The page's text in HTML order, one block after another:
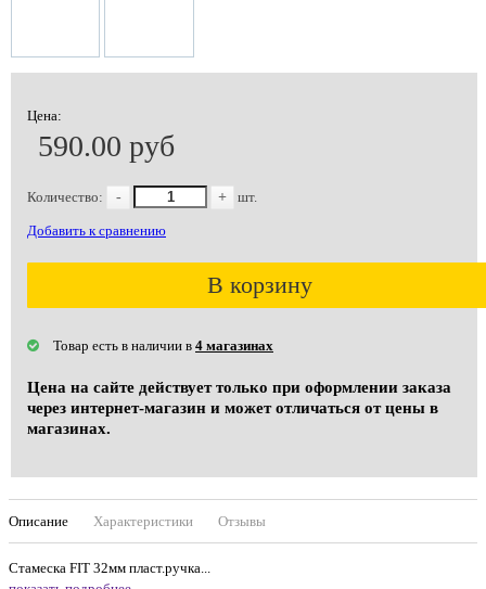
Цена:
590.00 руб
Количество: - + шт.
Добавить к сравнению
В корзину
Товар есть в наличии в 4 магазинах
Цена на сайте действует только при оформлении заказа
через интернет-магазин и может отличаться от цены в
магазинах.
Описание Характеристики Отзывы
Стамеска FIT 32мм пласт.ручка...